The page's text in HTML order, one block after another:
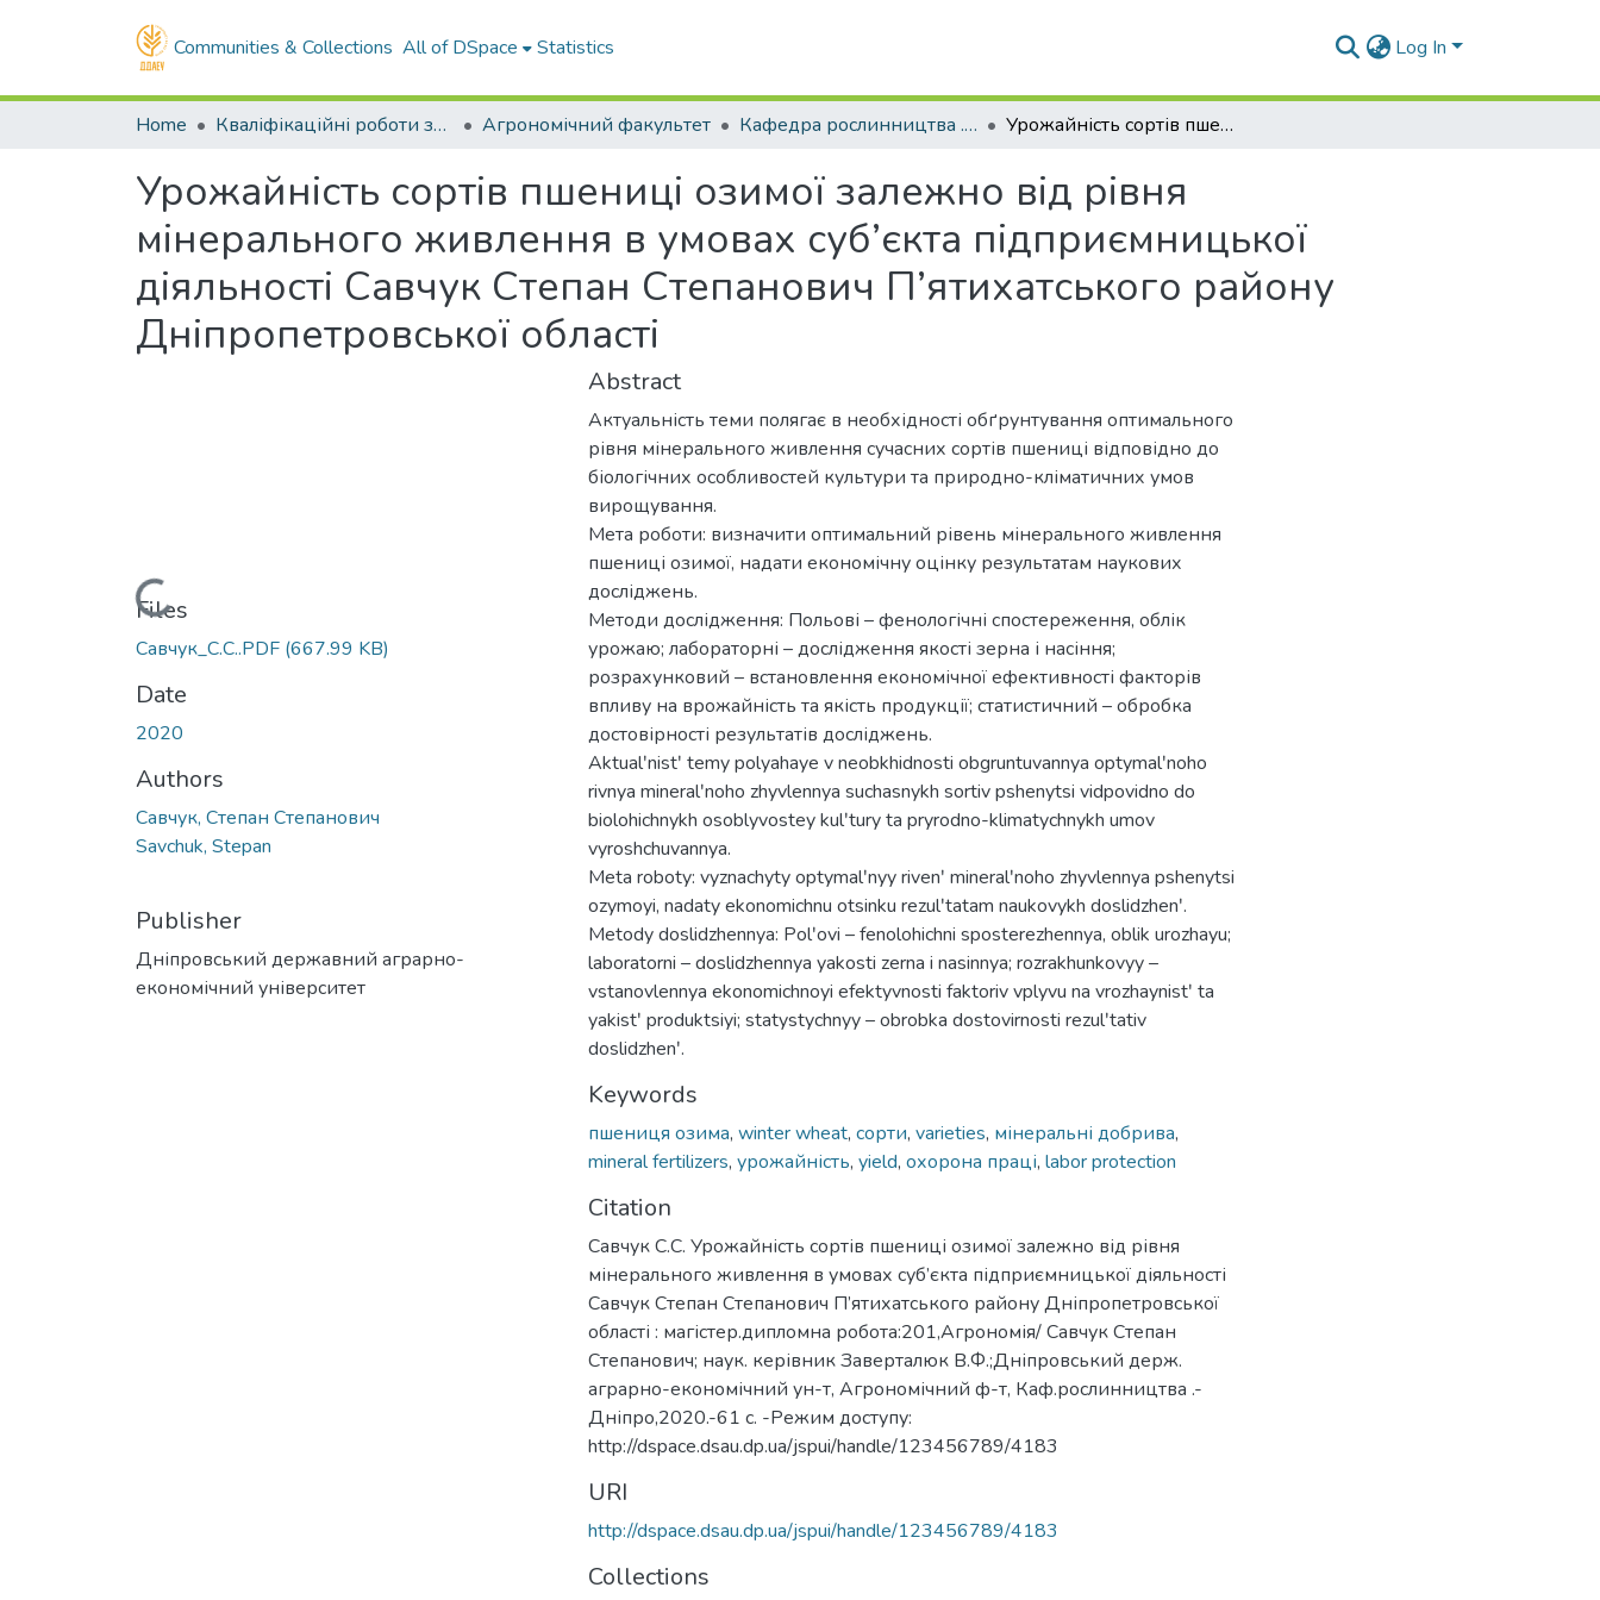
Communities & Collections All of DSpace Statistics Log In
Home Кваліфікаційні роботи здобувачів вищої освіти Агрономічний факультет Кафедра рослинництва . Магістри Урожайність сортів пшениці озимої залежно від рівня мінерального живлення в умовах суб’єкта підприємницької діяльності Савчук Степан Степанович П’ятихатського району Дніпропетровської області
Урожайність сортів пшениці озимої залежно від рівня
мінерального живлення в умовах суб’єкта підприємницької
діяльності Савчук Степан Степанович П’ятихатського району
Дніпропетровської області
Loading...
Files
Савчук_С.С..PDF (667.99 KB)
Date
2020
Authors
Савчук, Степан Степанович
Savchuk, Stepan
Publisher
Дніпровський державний аграрно-
економічний університет
Abstract
Актуальність теми полягає в необхідності обґрунтування оптимального
рівня мінерального живлення сучасних сортів пшениці відповідно до
біологічних особливостей культури та природно-кліматичних умов
вирощування.
Мета роботи: визначити оптимальний рівень мінерального живлення
пшениці озимої, надати економічну оцінку результатам наукових
досліджень.
Методи дослідження: Польові – фенологічні спостереження, облік
урожаю; лабораторні – дослідження якості зерна і насіння;
розрахунковий – встановлення економічної ефективності факторів
впливу на врожайність та якість продукції; статистичний – обробка
достовірності результатів досліджень.
Aktualʹnistʹ temy polyahaye v neobkhidnosti obgruntuvannya optymalʹnoho
rivnya mineralʹnoho zhyvlennya suchasnykh sortiv pshenytsi vidpovidno do
biolohichnykh osoblyvostey kulʹtury ta pryrodno-klimatychnykh umov
vyroshchuvannya.
Meta roboty: vyznachyty optymalʹnyy rivenʹ mineralʹnoho zhyvlennya pshenytsi
ozymoyi, nadaty ekonomichnu otsinku rezulʹtatam naukovykh doslidzhenʹ.
Metody doslidzhennya: Polʹovi – fenolohichni sposterezhennya, oblik urozhayu;
laboratorni – doslidzhennya yakosti zerna i nasinnya; rozrakhunkovyy –
vstanovlennya ekonomichnoyi efektyvnosti faktoriv vplyvu na vrozhaynistʹ ta
yakistʹ produktsiyi; statystychnyy – obrobka dostovirnosti rezulʹtativ
doslidzhenʹ.
Keywords
пшениця озима, winter wheat, сорти, varieties, мінеральні добрива,
mineral fertilizers, урожайність, yield, охорона праці, labor protection
Citation
Савчук С.С. Урожайність сортів пшениці озимої залежно від рівня
мінерального живлення в умовах суб’єкта підприємницької діяльності
Савчук Степан Степанович П’ятихатського району Дніпропетровської
області : магістер.дипломна робота:201,Агрономія/ Савчук Степан
Степанович; наук. керівник Заверталюк В.Ф.;Дніпровський держ.
аграрно-економічний ун-т, Агрономічний ф-т, Каф.рослинництва .-
Дніпро,2020.-61 с. -Режим доступу:
http://dspace.dsau.dp.ua/jspui/handle/123456789/4183
URI
http://dspace.dsau.dp.ua/jspui/handle/123456789/4183
Collections